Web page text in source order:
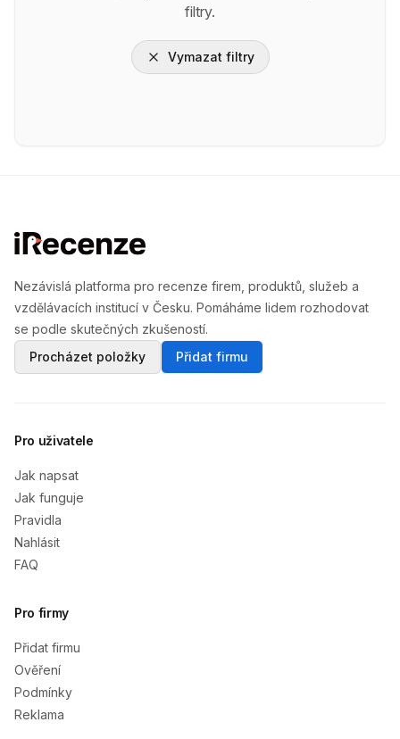
filtry.
Vymazat filtry
Nezávislá platforma pro recenze firem, produktů, služeb a
vzdělávacích institucí v Česku. Pomáháme lidem rozhodovat
se podle skutečných zkušeností.
Procházet položky
Přidat firmu
Pro uživatele
Jak napsat
Jak funguje
Pravidla
Nahlásit
FAQ
Pro firmy
Přidat firmu
Ověření
Podmínky
Reklama